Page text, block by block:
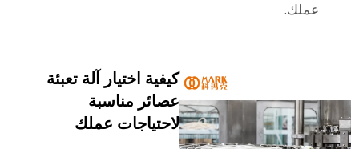
كيفية اختيار آلة تعبئة
عصائر مناسبة
لاحتياجات عملك